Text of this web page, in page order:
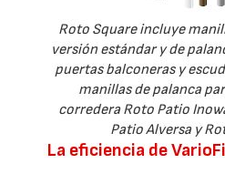
Roto Square incluye
versión estándar y de
puertas balconeras y
manillas de palanca
corredera Roto Patio
Patio Alversa y
La eficiencia de